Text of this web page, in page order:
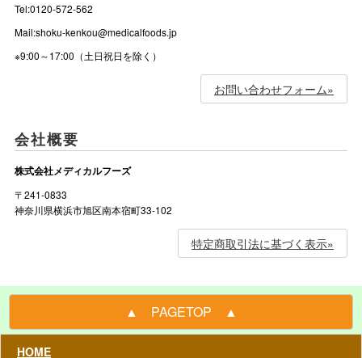
Tel:0120-572-562
Mail:shoku-kenkou@medicalfoods.jp
※9:00～17:00（土日祝日を除く）
お問い合わせフォーム»
会社概要
株式会社メディカルフーズ
〒241-0833
神奈川県横浜市旭区南本宿町33-102
特定商取引法に基づく表示»
▲ PAGETOP ▲
HOME